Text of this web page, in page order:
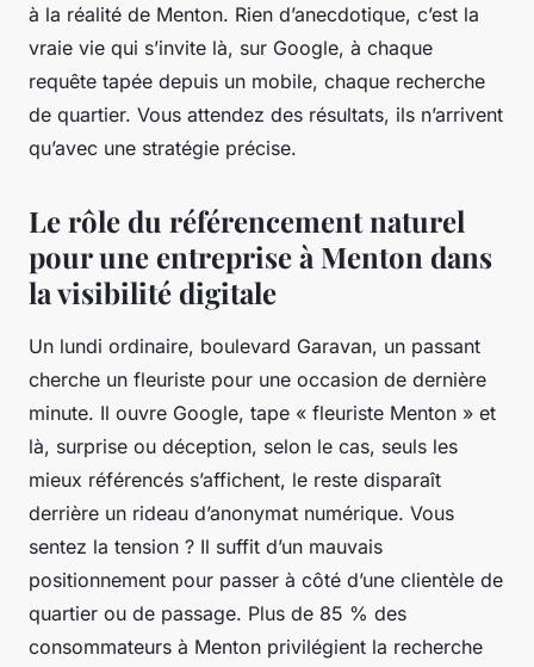
à la réalité de Menton. Rien d’anecdotique, c’est la
vraie vie qui s’invite là, sur Google, à chaque
requête tapée depuis un mobile, chaque recherche
de quartier. Vous attendez des résultats, ils n’arrivent
qu’avec une stratégie précise.
Le rôle du référencement naturel
pour une entreprise à Menton dans
la visibilité digitale
Un lundi ordinaire, boulevard Garavan, un passant
cherche un fleuriste pour une occasion de dernière
minute. Il ouvre Google, tape « fleuriste Menton » et
là, surprise ou déception, selon le cas, seuls les
mieux référencés s’affichent, le reste disparaît
derrière un rideau d’anonymat numérique. Vous
sentez la tension ? Il suffit d’un mauvais
positionnement pour passer à côté d’une clientèle de
quartier ou de passage. Plus de 85 % des
consommateurs à Menton privilégient la recherche